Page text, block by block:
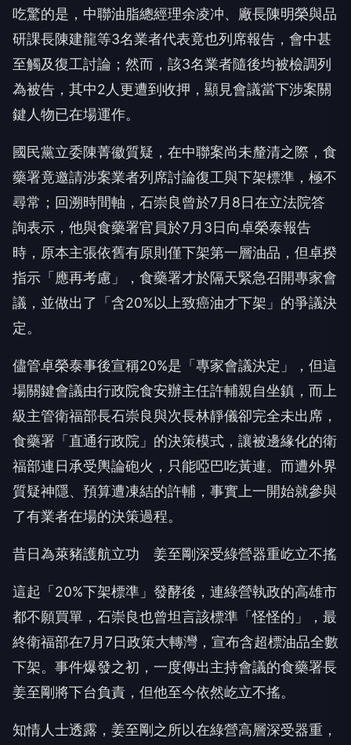
吃驚的是，中聯油脂總經理余凌冲、廠長陳明榮與品
研課長陳建龍等3名業者代表竟也列席報告，會中甚
至觸及復工討論；然而，該3名業者隨後均被檢調列
為被告，其中2人更遭到收押，顯見會議當下涉案關
鍵人物已在場運作。
國民黨立委陳菁徽質疑，在中聯案尚未釐清之際，食
藥署竟邀請涉案業者列席討論復工與下架標準，極不
尋常；回溯時間軸，石崇良曾於7月8日在立法院答
詢表示，他與食藥署官員於7月3日向卓榮泰報告
時，原本主張依舊有原則僅下架第一層油品，但卓揆
指示「應再考慮」，食藥署才於隔天緊急召開專家會
議，並做出了「含20%以上致癌油才下架」的爭議決
定。
儘管卓榮泰事後宣稱20%是「專家會議決定」，但這
場關鍵會議由行政院食安辦主任許輔親自坐鎮，而上
級主管衛福部長石崇良與次長林靜儀卻完全未出席，
食藥署「直通行政院」的決策模式，讓被邊緣化的衛
福部連日承受輿論砲火，只能啞巴吃黃連。而遭外界
質疑神隱、預算遭凍結的許輔，事實上一開始就參與
了有業者在場的決策過程。
昔日為萊豬護航立功 姜至剛深受綠營器重屹立不搖
這起「20%下架標準」發酵後，連綠營執政的高雄市
都不願買單，石崇良也曾坦言該標準「怪怪的」，最
終衛福部在7月7日政策大轉灣，宣布含超標油品全數
下架。事件爆發之初，一度傳出主持會議的食藥署長
姜至剛將下台負責，但他至今依然屹立不搖。
知情人士透露，姜至剛之所以在綠營高層深受器重，